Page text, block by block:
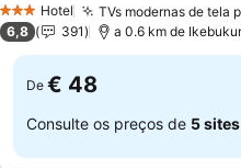
3 EstrelasHotel TVs modernas de tela
6,8 391 a 0.6 km de
De € 48
Consulte os preços de 5 sites